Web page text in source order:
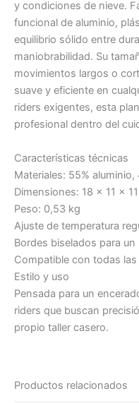
y condiciones de nieve.
funcional de aluminio,
equilibrio sólido entre
maniobrabilidad. Su
movimientos largos o
suave y eficiente en
riders exigentes, esta
profesional dentro del
Características técnicas
Materiales: 55%
Dimensiones: 18 x 11 x
Peso: 0,53 kg
Ajuste de temperatura
Bordes biselados para
Compatible con todas
Estilo y uso
Pensada para un
riders que buscan
propio taller casero.
Productos relacionados